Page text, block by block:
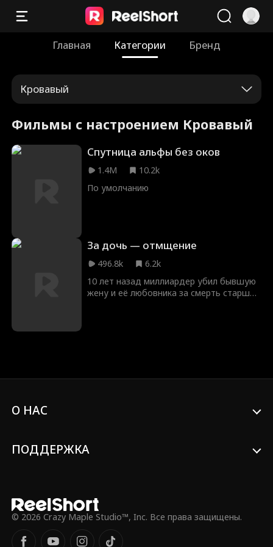
Главная Категории Бренд
Кровавый
Фильмы с настроением Кровавый
Спутница альфы без оков
1.4M
10.2k
По умолчанию
За дочь — отмщение
496.8k
6.2k
10 лет назад миллиардер убил бывшую
жену и её любовника за смерть старшей
О НАС
ПОДДЕРЖКА
© 2026 Crazy Maple Studio™, Inc. Все права защищены.